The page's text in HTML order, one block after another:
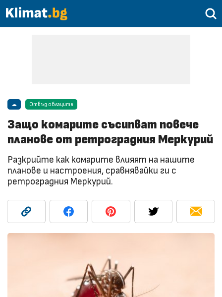
☁ Отвъд облаците
Защо комарите съсипват повече
планове от ретроградния Меркурий
Разкрийте как комарите влияят на нашите
планове и настроения, сравнявайки ги с
ретроградния Меркурий.